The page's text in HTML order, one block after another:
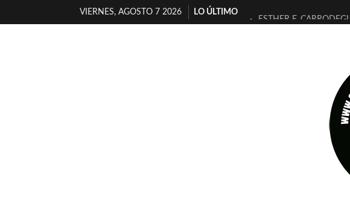
VIERNES, AGOSTO 7 2026
LO ÚLTIMO
ESTHER F.
[ELECTRA JONDA] DE
TIMBRE 4, LA
30 AÑOS (NO ES
MILITARES JUDÍAS EN
D’BALDOMEROS
MARSHALL FLASH
JOFRE BARDAGÍ EN